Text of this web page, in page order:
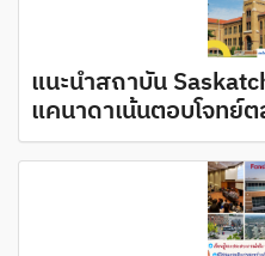
แนะนำสถาบัน
แคนาดาเน้นตอบโจทย์